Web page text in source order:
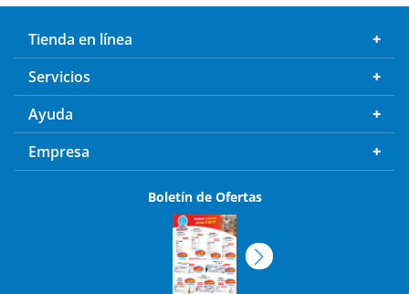
Tienda en línea
Servicios
Ayuda
Empresa
Boletín de Ofertas